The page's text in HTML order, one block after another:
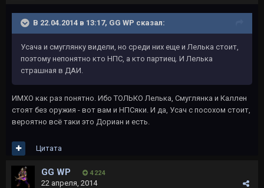
В 22.04.2014 в 13:17, GG WP сказал:
Усача и смуглянку видели, но среди них еще и Лелька стоит,
поэтому непонятно кто НПС, а кто партиец. И Лелька
страшная в ДАИ.
ИМХО как раз понятно. Ибо ТОЛЬКО Лелька, Смуглянка и Каллен
стоят без оружия - вот вам и НПСяки. И да, Усач с посохом стоит,
вероятно всё таки это Дориан и есть.
Цитата
GG WP 4 224
22 апреля, 2014